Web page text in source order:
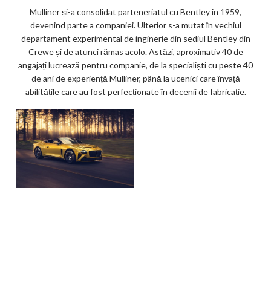
Mulliner și-a consolidat parteneriatul cu Bentley în 1959,
devenind parte a companiei. Ulterior s-a mutat în vechiul
departament experimental de inginerie din sediul Bentley din
Crewe și de atunci rămas acolo. Astăzi, aproximativ 40 de
angajați lucrează pentru companie, de la specialiști cu peste 40
de ani de experiență Mulliner, până la ucenici care învață
abilitățile care au fost perfecționate în decenii de fabricație.